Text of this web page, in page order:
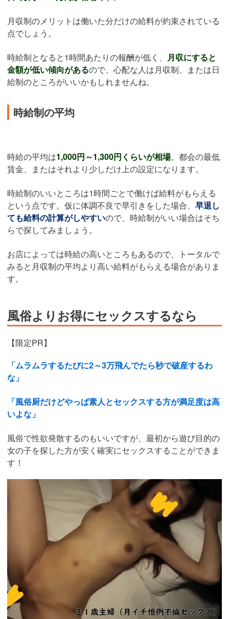
月収制のメリットは働いた分だけの給料が約束されている
点でしょう。
時給制となると1時間あたりの報酬が低く、 月収にすると
金額が低い傾向があるので、心配な人は月収制、または日
給制のところがいいかもしれませんね。
時給制の平均
時給の平均は1,000円～1,300円くらいが相場。都会の最低
賃金、またはそれより少しだけ上の設定になります。
時給制のいいところは1時間ごとで働けば給料がもらえる
という点です。仮に体調不良で早引きをした場合、 早退し
ても給料の計算がしやすいので、時給制がいい場合はそち
らで探してみましょう。
お店によっては時給の高いところもあるので、トータルで
みると月収制の平均より高い給料がもらえる場合がありま
す。
風俗よりお得にセックスするなら
【限定PR】
「ムラムラするたびに2～3万飛んでたら秒で破産するわ
な」
「風俗厨だけどやっぱ素人とセックスする方が満足度は高
いよな」
風俗で性欲発散するのもいいですが、最初から遊び目的の
女の子を探した方が安く確実にセックスすることができま
す！
https://pcmax.jp/lp/?
ad_id=rm327007